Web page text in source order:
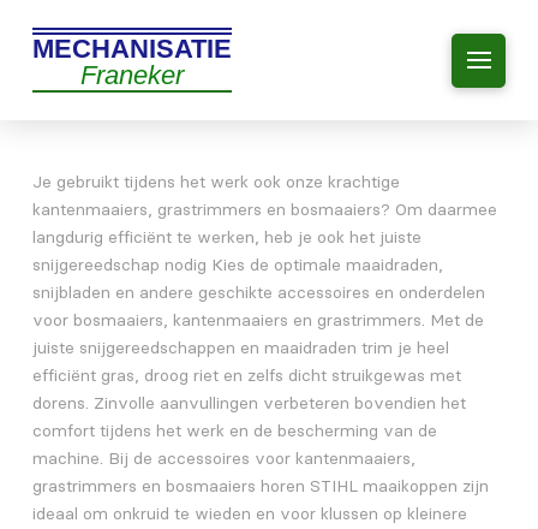
MECHANISATIE
Franeker
Je gebruikt tijdens het werk ook onze krachtige
kantenmaaiers, grastrimmers en bosmaaiers? Om daarmee
langdurig efficiënt te werken, heb je ook het juiste
snijgereedschap nodig Kies de optimale maaidraden,
snijbladen en andere geschikte accessoires en onderdelen
voor bosmaaiers, kantenmaaiers en grastrimmers. Met de
juiste snijgereedschappen en maaidraden trim je heel
efficiënt gras, droog riet en zelfs dicht struikgewas met
dorens. Zinvolle aanvullingen verbeteren bovendien het
comfort tijdens het werk en de bescherming van de
machine. Bij de accessoires voor kantenmaaiers,
grastrimmers en bosmaaiers horen STIHL maaikoppen zijn
ideaal om onkruid te wieden en voor klussen op kleinere